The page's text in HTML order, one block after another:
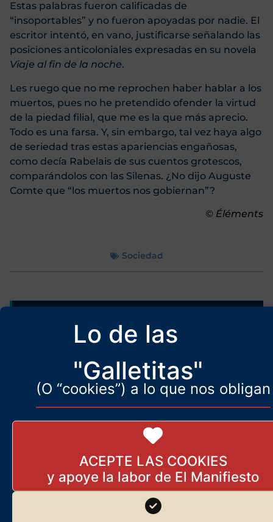
Lo de las
"Galletitas"
(O “cookies”) a lo que nos obligan
ACEPTE LAS COOKIES
Estas palabras fueron calificadas de
“insoportables” y no fueron apoyadas por nadie. El
escritor intentó, en vano, justificarse señalando las
posiciones anticoloniales expresadas en su novela
Viaje al fin de la noche.
Les ruego que no me reprochen haber hablar a los
muertos, pues no he pretendido ofender la virtud
de la piedad filial, que me es la que más aprecio.
Todo es una farsa. Y, sin embargo, tal vez haya algo
de seriedad tras estas apariencias engañosas,
como decía Rabelais de sus cuentos grotescos,
comparándolos con las Silenas. ¿No dijo Auguste
Comte que “los muertos nos gobiernan”?
© Éléments
Sociedad
Más artículos de
ElManifiesto.com
Elon Musk anuncia que va a
curar la ceguera
10 de abril de 2026
El regreso del nihilismo
protestante
21 de noviembre de 2025